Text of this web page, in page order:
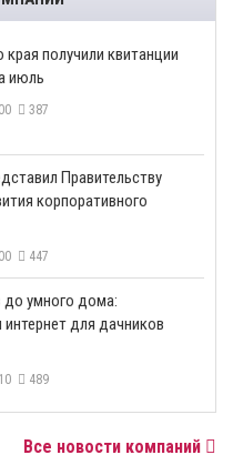
получили квитанции
июль
387
Правительству
корпоративного
447
до умного дома:
для дачников
489
Все новости компаний